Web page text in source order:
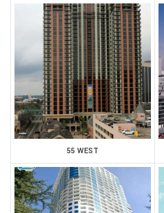
55 WEST